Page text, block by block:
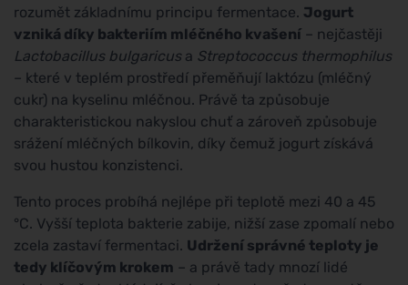
rozumět základnímu principu fermentace. Jogurt
vzniká díky bakteriím mléčného kvašení – nejčastěji
Lactobacillus bulgaricus a Streptococcus thermophilus
– které v teplém prostředí přeměňují laktózu (mléčný
cukr) na kyselinu mléčnou. Právě ta způsobuje
charakteristickou nakyslou chuť a zároveň způsobuje
srážení mléčných bílkovin, díky čemuž jogurt získává
svou hustou konzistenci.
Tento proces probíhá nejlépe při teplotě mezi 40 a 45
°C. Vyšší teplota bakterie zabije, nižší zase zpomalí nebo
zcela zastaví fermentaci. Udržení správné teploty je
tedy klíčovým krokem – a právě tady mnozí lidé